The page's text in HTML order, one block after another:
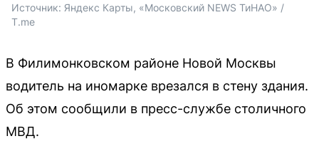
Источник: Яндекс Карты, «Московский NEWS ТиНАО» /
T.me
В Филимонковском районе Новой Москвы
водитель на иномарке врезался в стену здания.
Об этом сообщили в пресс-службе столичного
МВД.